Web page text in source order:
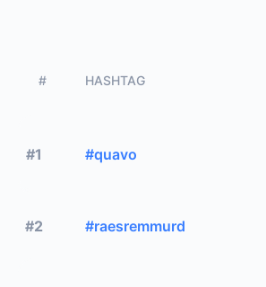
# HASHTAG
#1 #quavo
#2 #raesremmurd